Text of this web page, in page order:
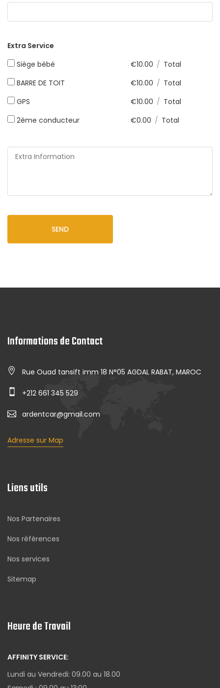
Extra Service
Siège bébé
€10.00 / Total
BARRE DE TOIT
€10.00 / Total
GPS
€10.00 / Total
2ème conducteur
€0.00 / Total
SEND
Informations de Contact
Rue Ouad tansift imm 18 N°05 AGDAL RABAT, MAROC
+212 661 345 529
ardentcar@gmail.com
Adresse sur Map
Liens utils
Nos Partenaires
Nos références
Nos services
Sitemap
Heure de Travail
AFFINITY SERVICE:
Lundi au Vendredi: 09.00 au 18.00